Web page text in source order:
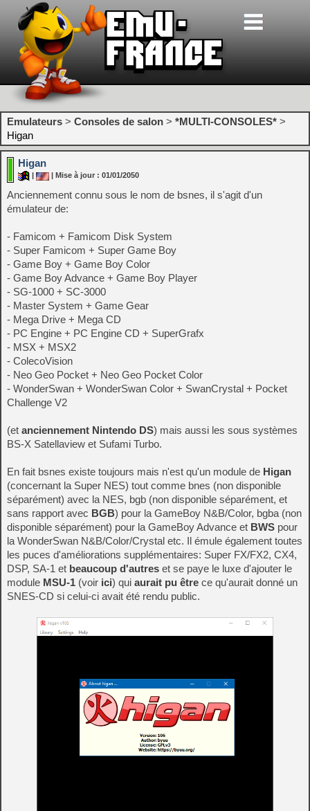
Emulateurs > Consoles de salon > *MULTI-CONSOLES* >
Higan
Higan
| Mise à jour : 01/01/2050
Anciennement connu sous le nom de bsnes, il s'agit d'un
émulateur de:
- Famicom + Famicom Disk System
- Super Famicom + Super Game Boy
- Game Boy + Game Boy Color
- Game Boy Advance + Game Boy Player
- SG-1000 + SC-3000
- Master System + Game Gear
- Mega Drive + Mega CD
- PC Engine + PC Engine CD + SuperGrafx
- MSX + MSX2
- ColecoVision
- Neo Geo Pocket + Neo Geo Pocket Color
- WonderSwan + WonderSwan Color + SwanCrystal + Pocket
Challenge V2
(et anciennement Nintendo DS) mais aussi les sous systèmes
BS-X Satellaview et Sufami Turbo.
En fait bsnes existe toujours mais n'est qu'un module de Higan
(concernant la Super NES) tout comme bnes (non disponible
séparément) avec la NES, bgb (non disponible séparément, et
sans rapport avec BGB) pour la GameBoy N&B/Color, bgba (non
disponible séparément) pour la GameBoy Advance et BWS pour
la WonderSwan N&B/Color/Crystal etc. Il émule également toutes
les puces d'améliorations supplémentaires: Super FX/FX2, CX4,
DSP, SA-1 et beaucoup d'autres et se paye le luxe d'ajouter le
module MSU-1 (voir ici) qui aurait pu être ce qu'aurait donné un
SNES-CD si celui-ci avait été rendu public.